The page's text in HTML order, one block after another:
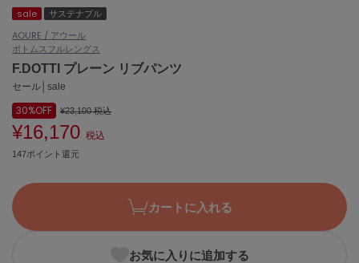
(124)
ànuke
アンヌーク
ASICS
アシックス
Ballelite
バレリット
バンドリヤー
Barbour
バブアー
sale
サステナブル
AOURE / アウール
ボトムスフルレングス
F.DOTTI プレーン リブパンツ
セール│sale
30%OFF ¥23,100税込
¥16,170 税込
147ポイント還元
カートに入れる
お気に入りに追加する